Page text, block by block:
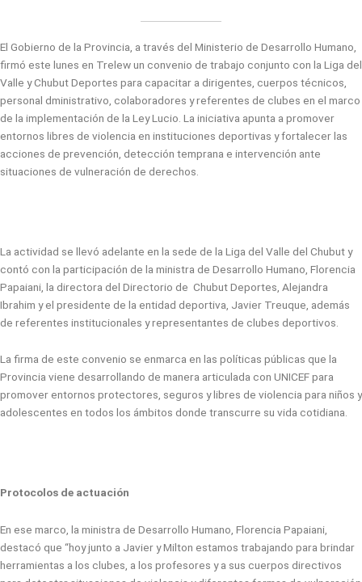
El Gobierno de la Provincia, a través del Ministerio de Desarrollo Humano,
firmó este lunes en Trelew un convenio de trabajo conjunto con la Liga del
Valle y Chubut Deportes para capacitar a dirigentes, cuerpos técnicos,
personal dministrativo, colaboradores y referentes de clubes en el marco
de la implementación de la Ley Lucio. La iniciativa apunta a promover
entornos libres de violencia en instituciones deportivas y fortalecer las
acciones de prevención, detección temprana e intervención ante
situaciones de vulneración de derechos.
La actividad se llevó adelante en la sede de la Liga del Valle del Chubut y
contó con la participación de la ministra de Desarrollo Humano, Florencia
Papaiani, la directora del Directorio de Chubut Deportes, Alejandra
Ibrahim y el presidente de la entidad deportiva, Javier Treuque, además
de referentes institucionales y representantes de clubes deportivos.
La firma de este convenio se enmarca en las políticas públicas que la
Provincia viene desarrollando de manera articulada con UNICEF para
promover entornos protectores, seguros y libres de violencia para niños y
adolescentes en todos los ámbitos donde transcurre su vida cotidiana.
Protocolos de actuación
En ese marco, la ministra de Desarrollo Humano, Florencia Papaiani,
destacó que “hoy junto a Javier y Milton estamos trabajando para brindar
herramientas a los clubes, a los profesores y a sus cuerpos directivos